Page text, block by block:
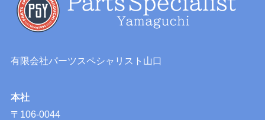
有限会社パーツスペシャリスト山口
本社
〒106-0044